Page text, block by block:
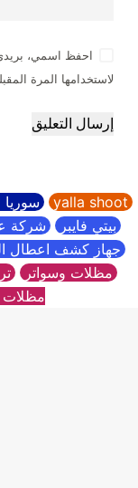
احفظ اسمي، بريدي
لاستخدامها المرة
إرسال التعليق
yalla shoot سوريا
بيتي فايبر شركة
جهاز كشف اعطال
مظلات وسواتر